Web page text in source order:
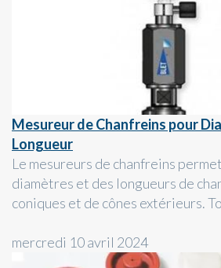
Mesureur de Chanfreins pour
Longueur
Le mesureurs de chanfreins
diamètres et des longueurs de
coniques et de cônes extérieurs.
mercredi 10 avril 2024